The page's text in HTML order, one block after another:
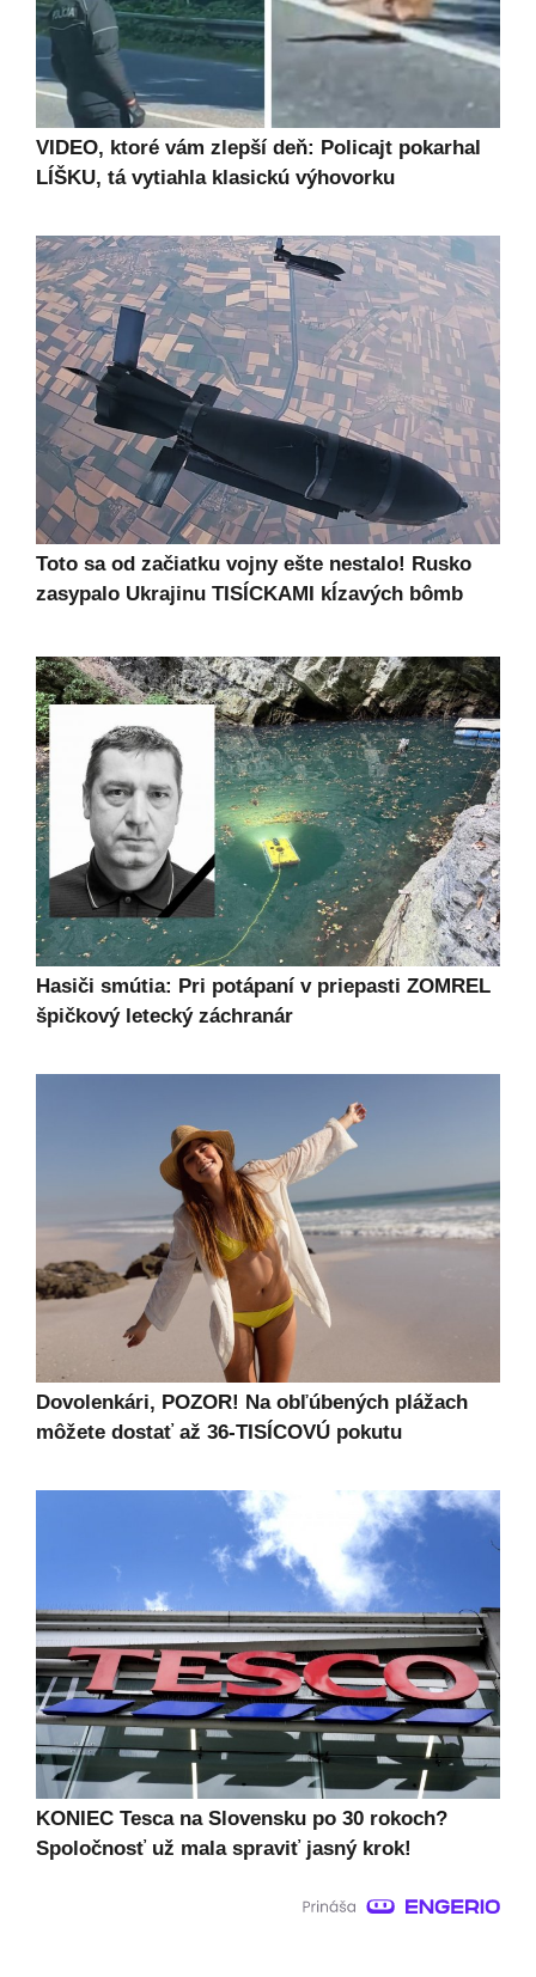
VIDEO, ktoré vám zlepší deň: Policajt pokarhal
LÍŠKU, tá vytiahla klasickú výhovorku
Toto sa od začiatku vojny ešte nestalo! Rusko
zasypalo Ukrajinu TISÍCKAMI kĺzavých bômb
Hasiči smútia: Pri potápaní v priepasti ZOMREL
špičkový letecký záchranár
Dovolenkári, POZOR! Na obľúbených plážach
môžete dostať až 36-TISÍCOVÚ pokutu
KONIEC Tesca na Slovensku po 30 rokoch?
Spoločnosť už mala spraviť jasný krok!